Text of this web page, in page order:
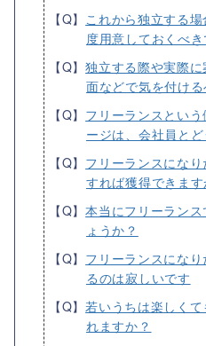
【Q】 これから独立する
度用意しておくべき
【Q】独立する際や実際
面などで気を付け
【Q】 フリーランスとい
ージは、会社員と
【Q】 フリーランスにな
すれば獲得できます
【Q】本当にフリーラン
ょうか？
【Q】 フリーランスになり
るのは寂しいです
【Q】若いうちは楽しく
れますか？